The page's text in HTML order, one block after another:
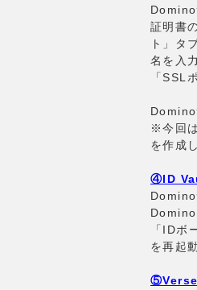
Domino
証明書
ト」タ
名を入
「SSL
Domino
※今回
を作成
④ID
Domino
「IDボ
を再起
⑤Verse